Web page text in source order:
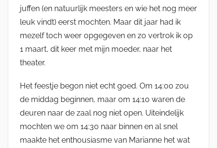
juffen (en natuurlijk meesters en wie het nog meer
leuk vindt) eerst mochten. Maar dit jaar had ik
mezelf toch weer opgegeven en zo vertrok ik op
1 maart, dit keer met mijn moeder, naar het
theater.
Het feestje begon niet echt goed. Om 14:00 zou
de middag beginnen, maar om 14:10 waren de
deuren naar de zaal nog niet open. Uiteindelijk
mochten we om 14:30 naar binnen en al snel
maakte het enthousiasme van Marianne het wat